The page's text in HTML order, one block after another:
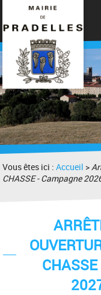
Vous êtes ici :Accueil >
CHASSE - Campagne